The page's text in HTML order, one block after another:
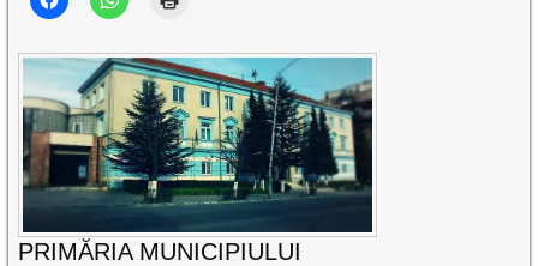
PRIMĂRIA MUNICIPIULUI